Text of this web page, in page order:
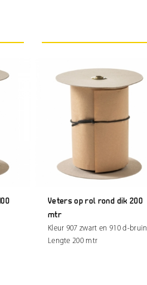
Veters op rol rond dik 200
mtr
Kleur 907 zwart en 910 d-bruin
Lengte 200 mtr